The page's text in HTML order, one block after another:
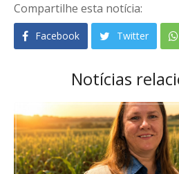
Compartilhe esta notícia:
Facebook Twitter
Notícias